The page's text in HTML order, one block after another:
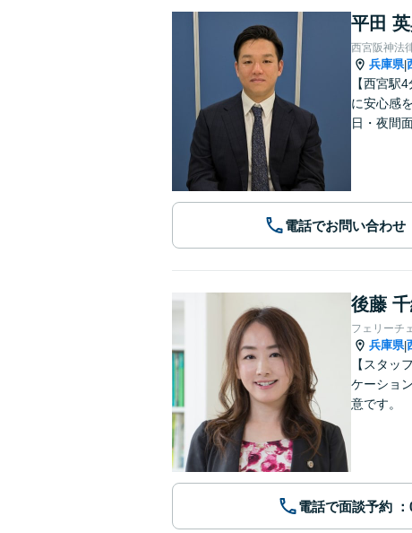
平田
西宮阪神法
兵庫県|
【西宮駅
に安心感
日・夜間
電話でお問い合わせ
後藤
フェリーチ
兵庫県|
【スタッ
ケーショ
意です。
電話で面談予約